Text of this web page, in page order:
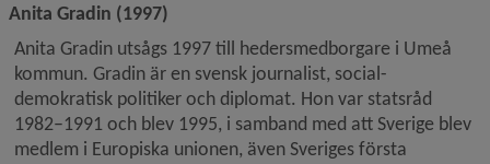
Anita Gradin (1997)
Anita Gradin utsågs 1997 till hedersmedborgare i Umeå
kommun. Gradin är en svensk journalist, social­
demokratisk politiker och diplomat. Hon var statsråd
1982–1991 och blev 1995, i samband med att Sverige blev
medlem i Europiska unionen, även Sveriges första